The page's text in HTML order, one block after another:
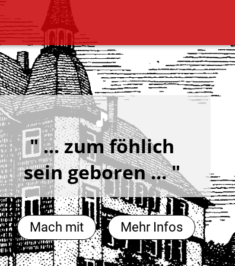
🎵
" ... zum föhlich
sein geboren ... "
Mach mit Mehr Infos